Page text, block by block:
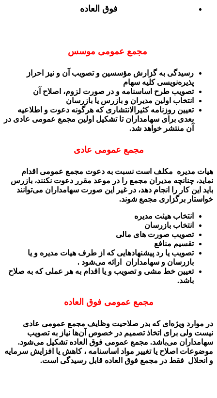
فوق العاده
مجمع عمومی موسس
رسیدگی به گزارش مؤسسین و تصویب آن و نیز احراز
پذیره‌نویسی کلیه سهام
تصویب طرح اساسنامه و در صورت لزوم، اصلاح آن
انتخاب اولین مدیران و بازرس یا بازرسان
تعیین روزنامه کثیرالانتشاری که هرگونه دعوت و اطلاعیه
بعدی برای سهامداران تا تشکیل اولین مجمع عمومی عادی در
آن منتشر خواهد شد.
مجمع عمومی عادی
هیات مدیره مکلف است نسبت به دعوت مجمع عمومی اقدام
نماید، چنانچه مدیران مجمع را در موعد مقرر دعوت نکنند، بازرس
باید این کار را انجام دهد، در غیر این صورت سهامداران می‌توانند
خواستار برگزاری مجمع شوند.
انتخاب هیئت مدیره
انتخاب بازرسان
تصویب صورت های مالی
تقسیم منافع
تصویب یا رد پیشنهاد‌هایی که از طرف هیات مدیره و یا
بازرسان و سهامداران ارائه می‌شود .
تعیین خط مشی و تصویب و یا اقدام به هر عملی که به صلاح
باشد.
مجمع عمومی فوق العاده
در موارد ویژه‌ای که بدر صلاحیت وظایف مجمع عمومی عادی
نیست ولی برای اتخاذ تصمیم در خصوص آن‌ها نیاز به تصویب
سهامداران می‌باشد. مجمع عمومی فوق العاده تشکیل می‌شود.
موضوعات اصلاح یا تغییر مواد اساسنامه ، کاهش یا افزایش سرمایه
و انحلال فقط در مجمع فوق العاده قابل رسیدگی است.